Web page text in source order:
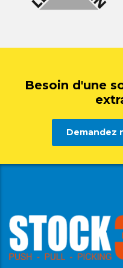
Besoin d'une
Demandez